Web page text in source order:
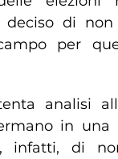
di non
per
analisi
in
di